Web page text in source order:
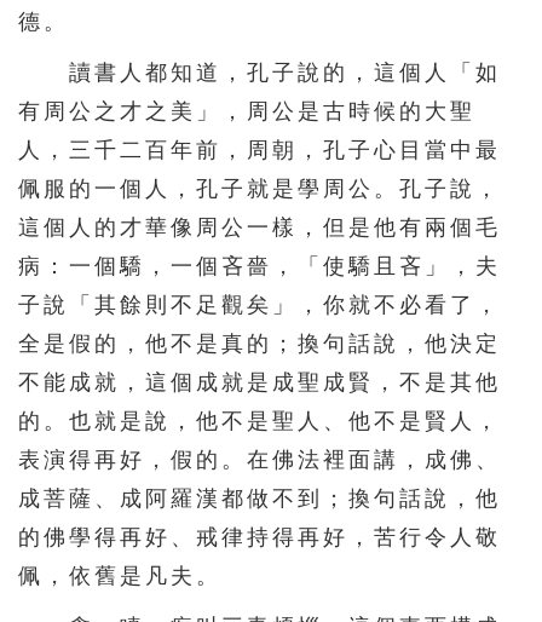
德。
讀書人都知道，孔子說的，這個人「如
有周公之才之美」，周公是古時候的大聖
人，三千二百年前，周朝，孔子心目當中最
佩服的一個人，孔子就是學周公。孔子說，
這個人的才華像周公一樣，但是他有兩個毛
病：一個驕，一個吝嗇，「使驕且吝」，夫
子說「其餘則不足觀矣」，你就不必看了，
全是假的，他不是真的；換句話說，他決定
不能成就，這個成就是成聖成賢，不是其他
的。也就是說，他不是聖人、他不是賢人，
表演得再好，假的。在佛法裡面講，成佛、
成菩薩、成阿羅漢都做不到；換句話說，他
的佛學得再好、戒律持得再好，苦行令人敬
佩，依舊是凡夫。